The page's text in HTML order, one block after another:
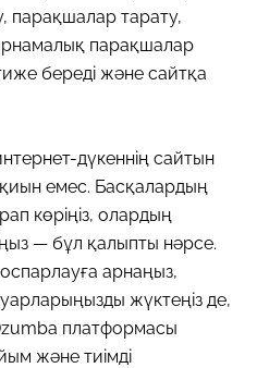
парақшалар тарату,
парақшалар
береді және сайтқа
дүкеннің сайтын
емес. Басқалардың
көріңіз, олардың
— бұл қалыпты нәрсе.
арнаңыз,
жүктеңіз де,
платформасы
және тиімді